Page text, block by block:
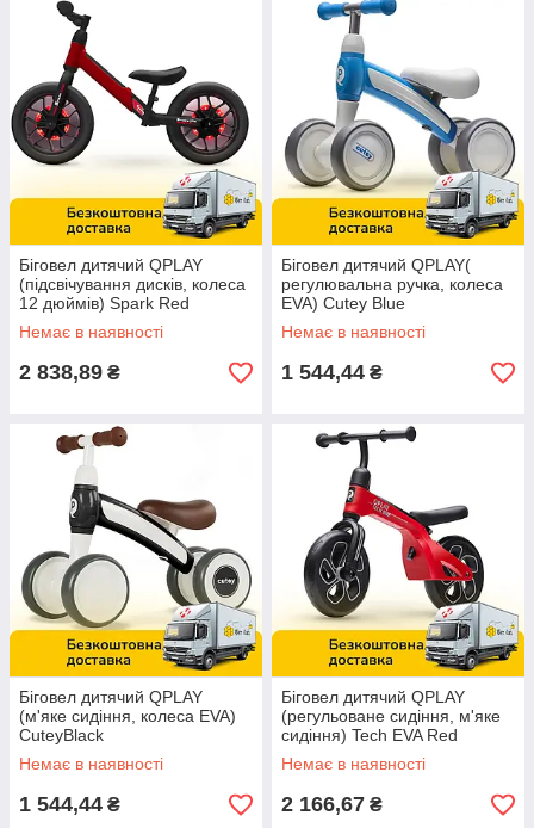
Біговел дитячий QPLAY
(підсвічування дисків, колеса
12 дюймів) Spark Red
Немає в наявності
2 838,89 ₴
Біговел дитячий QPLAY(
регулювальна ручка, колеса
EVA) Cutey Blue
Немає в наявності
1 544,44 ₴
Біговел дитячий QPLAY
(м'яке сидіння, колеса EVA)
CuteyBlack
Немає в наявності
1 544,44 ₴
Біговел дитячий QPLAY
(регульоване сидіння, м'яке
сидіння) Tech EVA Red
Немає в наявності
2 166,67 ₴